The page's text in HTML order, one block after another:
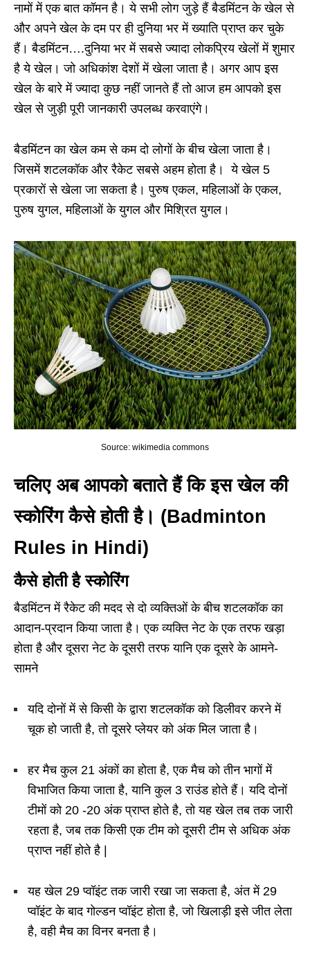
नामों में एक बात कॉमन है। ये सभी लोग जुड़े हैं बैडमिंटन के खेल से
और अपने खेल के दम पर ही दुनिया भर में ख्याति प्राप्त कर चुके
हैं। बैडमिंटन….दुनिया भर में सबसे ज्यादा लोकप्रिय खेलों में शुमार
है ये खेल। जो अधिकांश देशों में खेला जाता है। अगर आप इस
खेल के बारे में ज्यादा कुछ नहीं जानते हैं तो आज हम आपको इस
खेल से जुड़ी पूरी जानकारी उपलब्ध करवाएंगे।
बैडमिंटन का खेल कम से कम दो लोगों के बीच खेला जाता है।
जिसमें शटलकॉक और रैकेट सबसे अहम होता है। ये खेल 5
प्रकारों से खेला जा सकता है। पुरुष एकल, महिलाओं के एकल,
पुरुष युगल, महिलाओं के युगल और मिश्रित युगल।
Source: wikimedia commons
चलिए अब आपको बताते हैं कि इस खेल की
स्कोरिंग कैसे होती है। (Badminton
Rules in Hindi)
कैसे होती है स्कोरिंग
बैडमिंटन में रैकेट की मदद से दो व्यक्तिओं के बीच शटलकॉक का
आदान-प्रदान किया जाता है। एक व्यक्ति नेट के एक तरफ खड़ा
होता है और दूसरा नेट के दूसरी तरफ यानि एक दूसरे के आमने-
सामने
यदि दोनों में से किसी के द्वारा शटलकॉक को डिलीवर करने में
चूक हो जाती है, तो दूसरे प्लेयर को अंक मिल जाता है।
हर मैच कुल 21 अंकों का होता है, एक मैच को तीन भागों में
विभाजित किया जाता है, यानि कुल 3 राउंड होते हैं। यदि दोनों
टीमों को 20 -20 अंक प्राप्त होते है, तो यह खेल तब तक जारी
रहता है, जब तक किसी एक टीम को दूसरी टीम से अधिक अंक
प्राप्त नहीं होते है |
यह खेल 29 प्वॉइंट तक जारी रखा जा सकता है, अंत में 29
प्वॉइंट के बाद गोल्डन प्वॉइंट होता है, जो खिलाड़ी इसे जीत लेता
है, वही मैच का विनर बनता है।